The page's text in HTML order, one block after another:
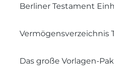
Berliner Testament
Vermögensverzeichnis
Das große Vorlagen-